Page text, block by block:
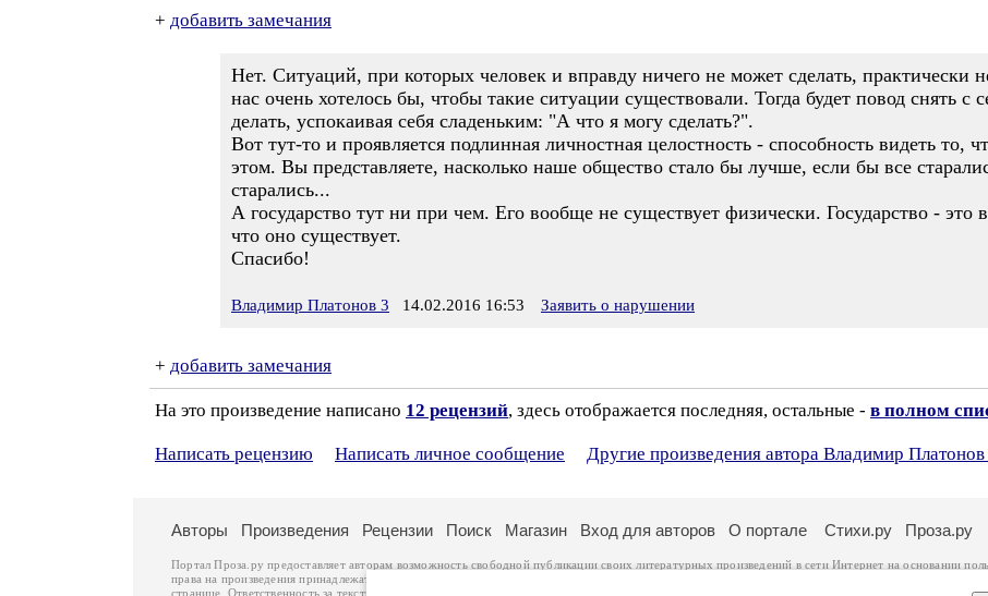
+ добавить замечания
Нет. Ситуаций, при которых человек и вправду ничего не может сделать, практически
нас очень хотелось бы, чтобы такие ситуации существовали. Тогда будет повод снять с
делать, успокаивая себя сладеньким: "А что я могу сделать?".
Вот тут-то и проявляется подлинная личностная целостность - способность видеть то,
этом. Вы представляете, насколько наше общество стало бы лучше, если бы все
старались...
А государство тут ни при чем. Его вообще не существует физически. Государство -
что оно существует.
Спасибо!
Владимир Платонов 3 14.02.2016 16:53 Заявить о нарушении
+ добавить замечания
На это произведение написано 12 рецензий, здесь отображается последняя, остальные - в полном
Написать рецензию Написать личное сообщение Другие произведения автора Владимир Платонов
Авторы Произведения Рецензии Поиск Магазин Вход для авторов О портале Стихи.ру Проза.ру
Портал Проза.ру предоставляет авторам возможность свободной публикации своих литературных произведений в сети Интернет на основании
права на произведения принадлежат авторам и охраняются
. Перепечатка произведений возможна только с согласия его автора, к
странице. Ответственность за тексты произведений авторы несут самостоятельно на основании
законодательства Российской